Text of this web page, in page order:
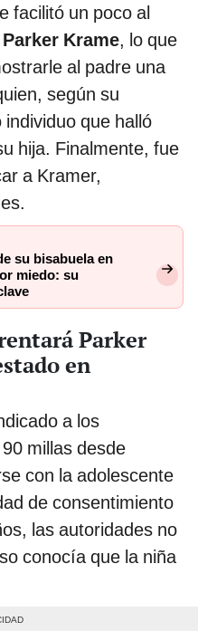
facilitó un poco al
Parker Krame, lo que
al padre una
según su
que halló
hija. Finalmente, fue
a Kramer,
su bisabuela en
miedo: su
Parker
en
a los
millas desde
con la adolescente
de consentimiento
las autoridades no
conocía que la niña